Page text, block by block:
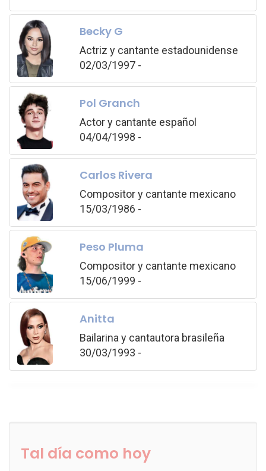
Becky G
Actriz y cantante estadounidense
02/03/1997 -
Pol Granch
Actor y cantante español
04/04/1998 -
Carlos Rivera
Compositor y cantante mexicano
15/03/1986 -
Peso Pluma
Compositor y cantante mexicano
15/06/1999 -
Anitta
Bailarina y cantautora brasileña
30/03/1993 -
Tal día como hoy